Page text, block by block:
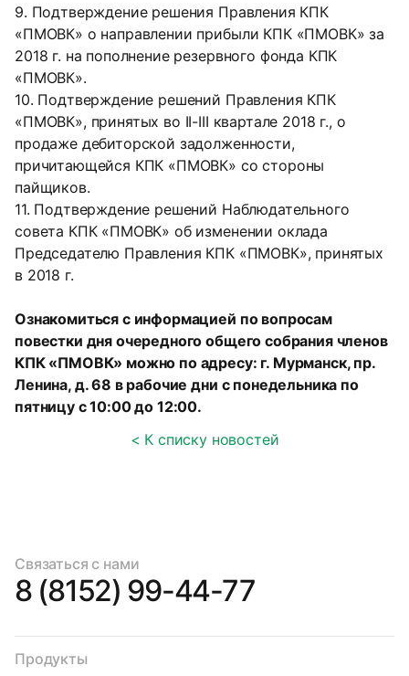
9. Подтверждение решения Правления КПК
«ПМОВК» о направлении прибыли КПК «ПМОВК» за
2018 г. на пополнение резервного фонда КПК
«ПМОВК».
10. Подтверждение решений Правления КПК
«ПМОВК», принятых во II-III квартале 2018 г., о
продаже дебиторской задолженности,
причитающейся КПК «ПМОВК» со стороны
пайщиков.
11. Подтверждение решений Наблюдательного
совета КПК «ПМОВК» об изменении оклада
Председателю Правления КПК «ПМОВК», принятых
в 2018 г.
Ознакомиться с информацией по вопросам
повестки дня очередного общего собрания членов
КПК «ПМОВК» можно по адресу: г. Мурманск, пр.
Ленина, д. 68 в рабочие дни с понедельника по
пятницу с 10:00 до 12:00.
< К списку новостей
Связаться с нами
8 (8152) 99-44-77
Продукты